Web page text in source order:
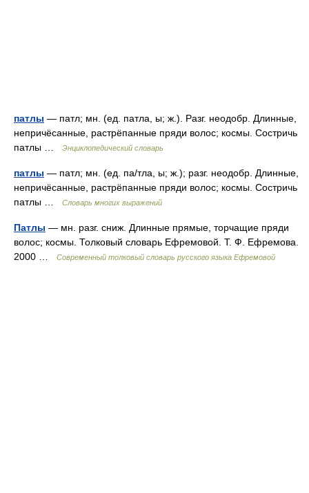
патлы — патл; мн. (ед. патла, ы; ж.). Разг. неодобр. Длинные,
непричёсанные, растрёпанные пряди волос; космы. Состричь
патлы …
Энциклопедический словарь
патлы — патл; мн. (ед. па/тла, ы; ж.); разг. неодобр. Длинные,
непричёсанные, растрёпанные пряди волос; космы. Состричь
патлы …
Словарь многих выражений
Патлы — мн. разг. сниж. Длинные прямые, торчащие пряди
волос; космы. Толковый словарь Ефремовой. Т. Ф. Ефремова.
2000 …
Современный толковый словарь русского языка Ефремовой